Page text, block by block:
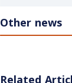
Other news